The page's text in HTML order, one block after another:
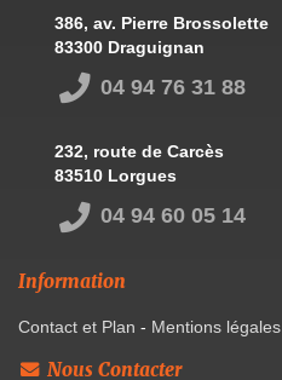
386, av. Pierre Brossolette
83300 Draguignan
04 94 76 31 88
232, route de Carcès
83510 Lorgues
04 94 60 05 14
Information
Contact et Plan - Mentions légales
Nous Contacter